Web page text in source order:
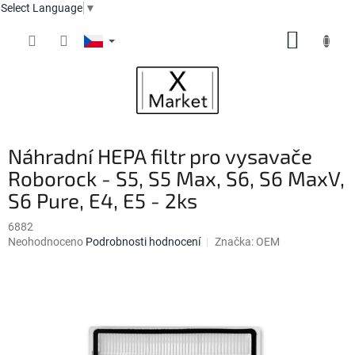
Select Language ▼
Náhradní HEPA filtr pro vysavače
Roborock - S5, S5 Max, S6, S6 MaxV,
S6 Pure, E4, E5 - 2ks
6882
Průměrné
Neohodnoceno Podrobnosti hodnocení Značka: OEM